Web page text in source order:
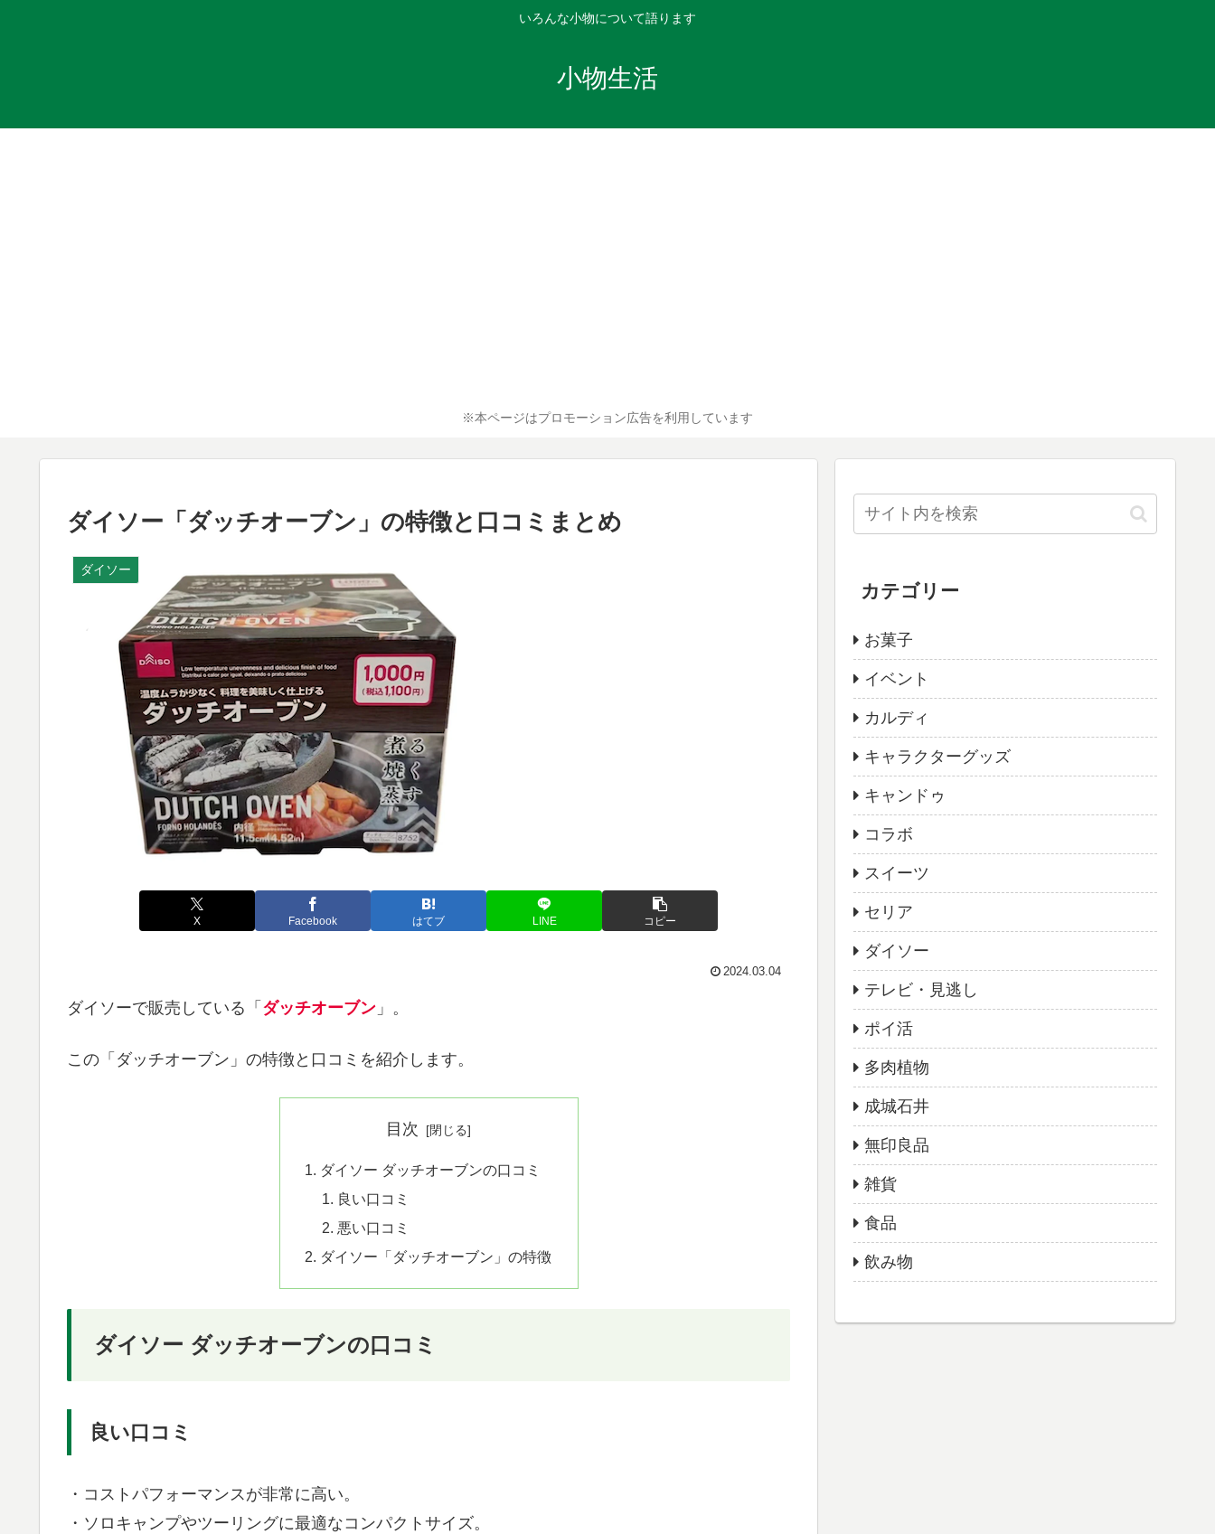
いろんな小物について語ります
小物生活
※本ページはプロモーション広告を利用しています
ダイソー「ダッチオーブン」の特徴と口コミまとめ
ダイソー
X Facebook はてブ LINE コピー
2024.03.04
ダイソーで販売している「 ダッチオーブン 」。
この「ダッチオーブン」の特徴と口コミを紹介します。
目次
ダイソー ダッチオーブンの口コミ
良い口コミ
悪い口コミ
ダイソー「ダッチオーブン」の特徴
ダイソー ダッチオーブンの口コミ
良い口コミ
・コストパフォーマンスが非常に高い。
・ソロキャンプやツーリングに最適なコンパクトサイズ。
カテゴリー
お菓子
イベント
カルディ
キャラクターグッズ
キャンドゥ
コラボ
スイーツ
セリア
ダイソー
テレビ・見逃し
ポイ活
多肉植物
成城石井
無印良品
雑貨
食品
飲み物